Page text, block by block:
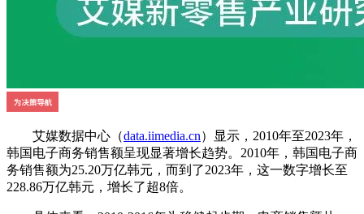
艾媒数据中心（data.iimedia.cn）显示，2010年至2023年，
韩国电子商务销售额呈现显著增长趋势。2010年，韩国电子商
务销售额为25.20万亿韩元，而到了2023年，这一数字增长至
228.86万亿韩元，增长了超8倍。